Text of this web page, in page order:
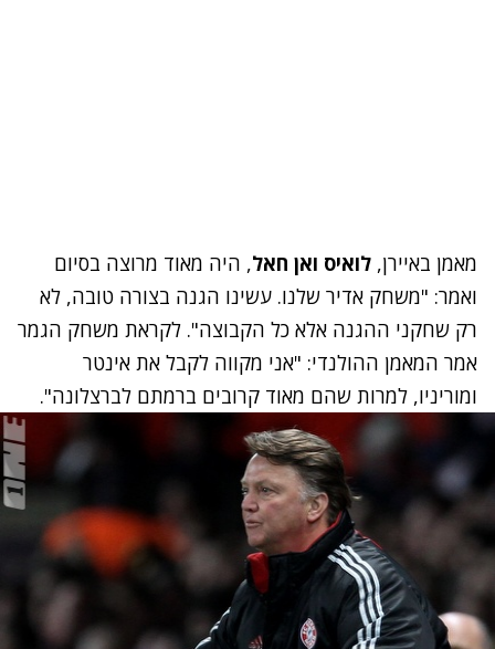
מאמן באיירן, לואיס ואן חאל, היה מאוד מרוצה בסיום
ואמר: "משחק אדיר שלנו. עשינו הגנה בצורה טובה, לא
רק שחקני ההגנה אלא כל הקבוצה". לקראת משחק הגמר
אמר המאמן ההולנדי: "אני מקווה לקבל את אינטר
ומוריניו, למרות שהם מאוד קרובים ברמתם לברצלונה".